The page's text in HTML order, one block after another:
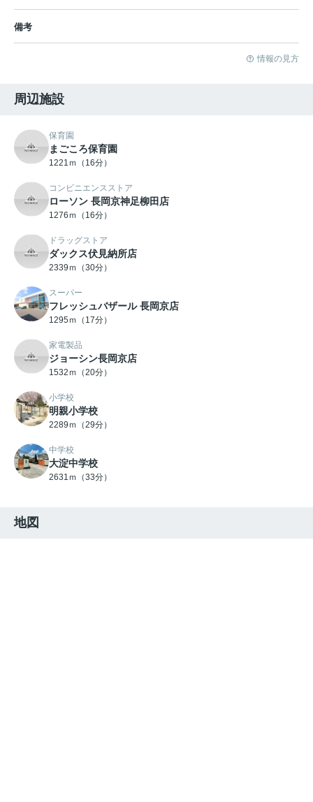
備考
情報の見方
周辺施設
保育園
まごころ保育園
1221ｍ（16分）
コンビニエンスストア
ローソン 長岡京神足柳田店
1276ｍ（16分）
ドラッグストア
ダックス伏見納所店
2339ｍ（30分）
スーパー
フレッシュバザール 長岡京店
1295ｍ（17分）
家電製品
ジョーシン長岡京店
1532ｍ（20分）
小学校
明親小学校
2289ｍ（29分）
中学校
大淀中学校
2631ｍ（33分）
地図